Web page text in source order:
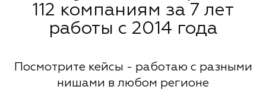
112 компаниям за 7 лет
работы с 2014 года
Посмотрите кейсы - работаю с разными
нишами в любом регионе